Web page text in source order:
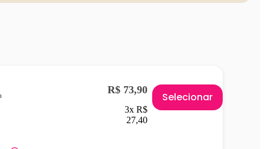
R$ 73,90
3x R$
27,40
Selecionar